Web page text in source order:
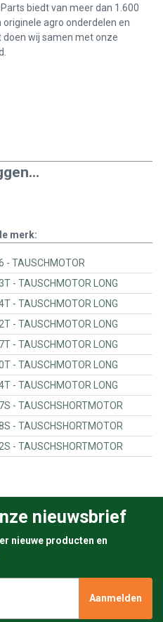
biedt van meer dan 1.600
agro onderdelen en
doen wij samen met onze
merk:
Massey Ferguson - V864277206 - TAUSCHMOTOR
Massey Ferguson - V862860343T - TAUSCHMOTOR LONG
Massey Ferguson - V862860074T - TAUSCHMOTOR LONG
Massey Ferguson - V862761412T - TAUSCHMOTOR LONG
Massey Ferguson - V862748567T - TAUSCHMOTOR LONG
Massey Ferguson - V862761410T - TAUSCHMOTOR LONG
Massey Ferguson - V864691644T - TAUSCHMOTOR LONG
Massey Ferguson - V862961517S - TAUSCHSHORTMOTOR
Massey Ferguson - V865276178S - TAUSCHSHORTMOTOR
Massey Ferguson - V862961162S - TAUSCHSHORTMOTOR
nieuwsbrief
nieuwe producten en